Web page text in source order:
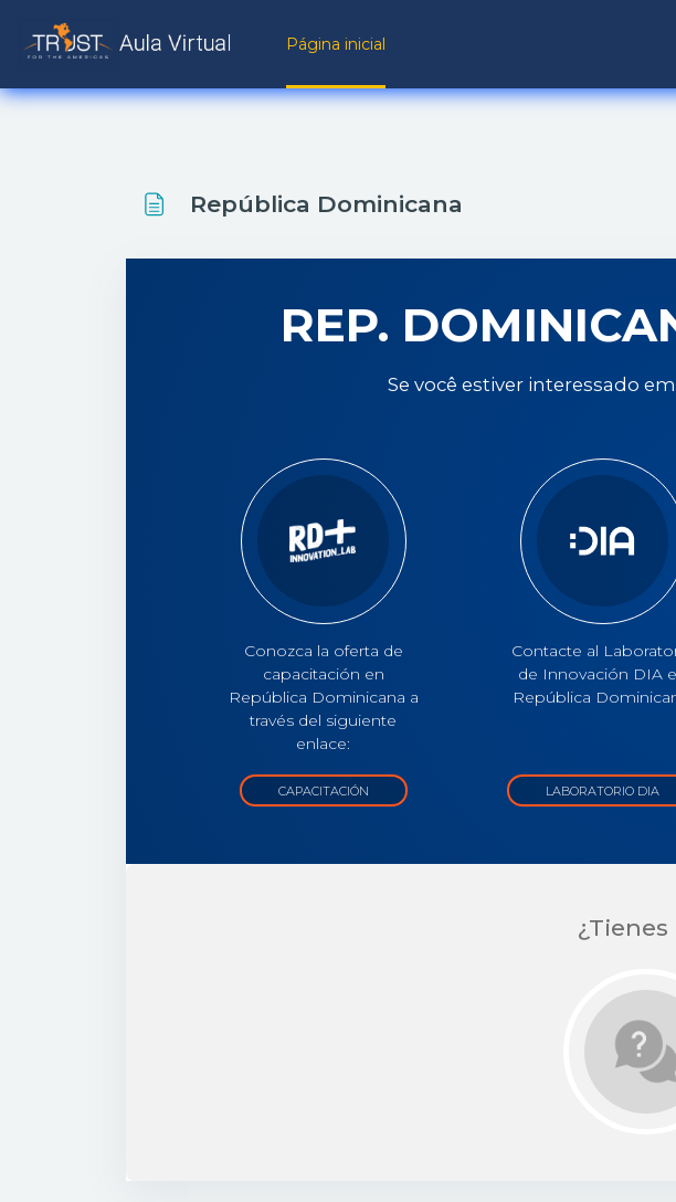
Página inicial
República Dominicana
REP.
Se você estiver interessado
Conozca la oferta de
capacitación en
República Dominicana a
través del siguiente
enlace:
CAPACITACIÓN
Contacte al
de Innovación DIA
República
LABORATORIO DIA